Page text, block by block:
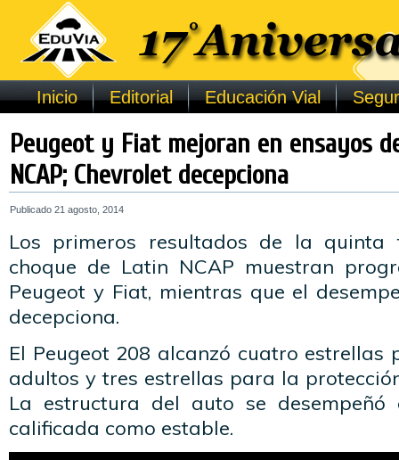
Inicio Editorial Educación Vial
Peugeot y Fiat mejoran en ensayos
NCAP; Chevrolet decepciona
Publicado 21 agosto, 2014
Los primeros resultados de la quinta
choque de Latin NCAP muestran
Peugeot y Fiat, mientras que el
decepciona.
El Peugeot 208 alcanzó cuatro estrellas
adultos y tres estrellas para la
La estructura del auto se desempeñó
calificada como estable.